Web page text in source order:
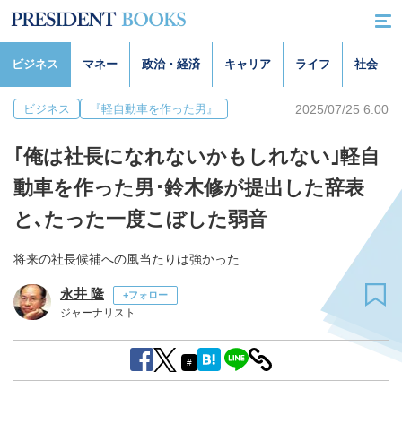
ビジネス マネー 政治・経済 キャリア ライフ 社会
ビジネス 『軽自動車を作った男』 2025/07/25 6:00
｢俺は社長になれないかもしれない｣軽自
動車を作った男･鈴木修が提出した辞表
と､たった一度こぼした弱音
将来の社長候補への風当たりは強かった
永井 隆 +フォロー
ジャーナリスト
#